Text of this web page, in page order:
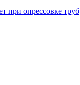
при опрессовке труб